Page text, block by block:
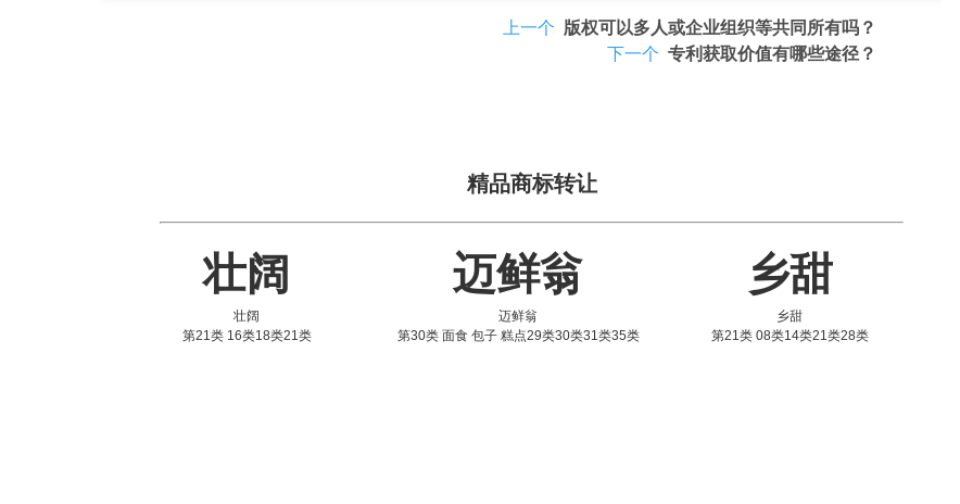
上一个 版权可以多人或企业组织等共同所有吗？
下一个 专利获取价值有哪些途径？
精品商标转让
壮阔
壮阔
第21类 16类18类21类
迈鲜翁
迈鲜翁
第30类 面食 包子 糕点29类30类31类35类
乡甜
乡甜
第21类 08类14类21类28类